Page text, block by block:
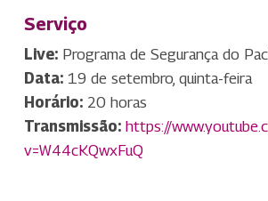
Serviço
Live:Programa de Segurança do
Data:19 de setembro, quinta-feira
Horário:20 horas
Transmissão: https://
v=W44cKQwxFuQ